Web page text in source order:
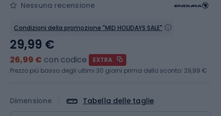
Nessuna recensione
Condizioni della promozione "MID HOLIDAYS SALE"
Dimensione Tabella delle taglie
29,99 €
26,99 € con codice
EXTRA
Prezzo più basso degli ultimi 30 giorni prima dello sconto: 29,99 €